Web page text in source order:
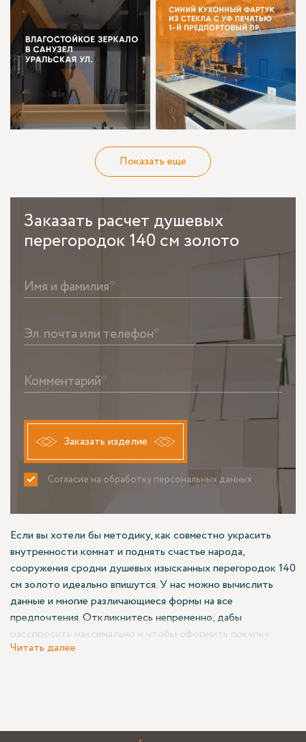
Показать еще
Заказать расчет душевых
перегородок 140 см золото
Имя и фамилия*
Эл. почта или телефон*
Комментарий*
Заказать изделие
Согласие на обработку персональных данных
ПРИНИМАЮ НЕ ПРИНИМАЮ
Если вы хотели бы методику, как совместно украсить
внутренности комнат и поднять счастье народа,
сооружения сродни душевых изысканных перегородок 140
см золото идеально впишутся. У нас можно вычислить
данные и многие различающиеся формы на все
предпочтения. Откликнитесь непременно, дабы
расспросить максимально и чтобы оформить покупку.
эффективных и всего-навсего украшающих. Конкретный
Читать далее